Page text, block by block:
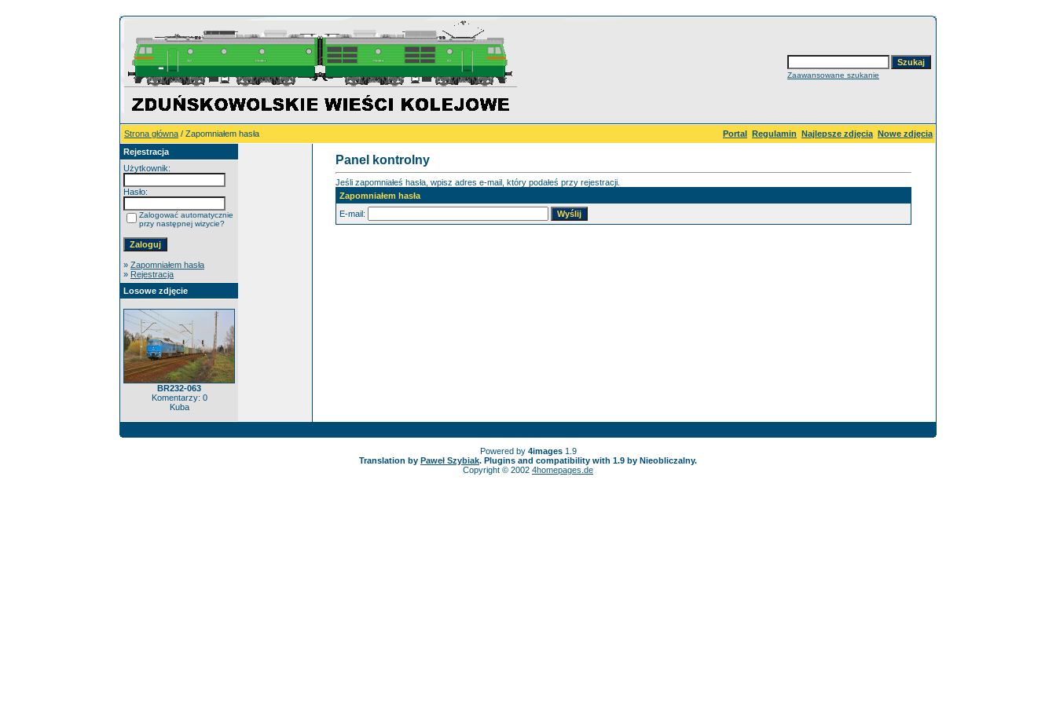
Zaawansowane szukanie
Strona główna / Zapomniałem hasła Portal Regulamin Najlepsze zdjęcia Nowe zdjęcia
Rejestracja
Użytkownik:
Hasło:
Zalogować automatycznie
przy następnej wizycie?
» Zapomniałem hasła
» Rejestracja
Losowe zdjęcie
BR232-063
Komentarzy: 0
Kuba
Panel kontrolny
Jeśli zapomniałeś hasła, wpisz adres e-mail, który podałeś przy rejestracji.
Zapomniałem hasła
E-mail:
Powered by 4images1.9
Translation by Paweł Szybiak. Plugins and compatibility with 1.9 by Nieobliczalny.
Copyright © 2002 4homepages.de